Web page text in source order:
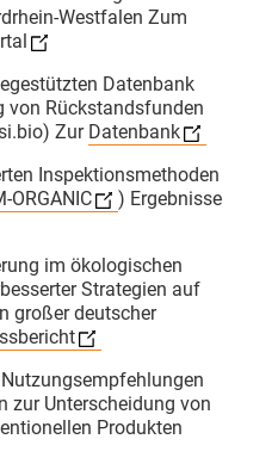
Christian
dafür
Öko-Behörde
Gießen
deutschen
die
Import bis
haben
Westfalen Zum
Datenbank
von Rückstandsfunden
Zur Datenbank
Inspektionsmethoden
ORGANIC ) Ergebnisse
im ökologischen
Strategien auf
großer deutscher
zur Unterscheidung von
Produkten